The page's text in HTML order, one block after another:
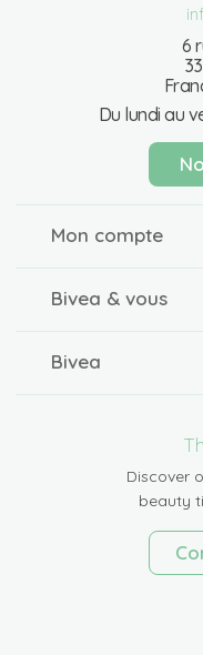
6
Du lundi au
Mon compte
Bivea & vous
Bivea
Discover
beauty